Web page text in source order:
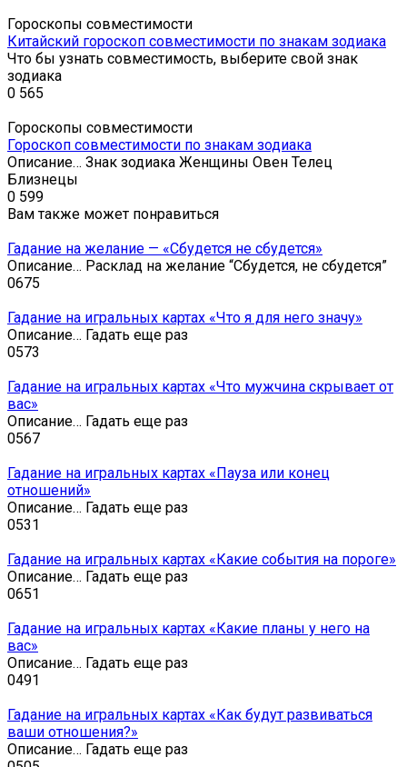
Гороскопы совместимости
Китайский гороскоп совместимости по знакам зодиака
Что бы узнать совместимость, выберите свой знак
зодиака
0 565
Гороскопы совместимости
Гороскоп совместимости по знакам зодиака
Описание… Знак зодиака Женщины Овен Телец
Близнецы
0 599
Вам также может понравиться
Гадание на желание — «Сбудется не сбудется»
Описание… Расклад на желание “Сбудется, не сбудется”
0675
Гадание на игральных картах «Что я для него значу»
Описание… Гадать еще раз
0573
Гадание на игральных картах «Что мужчина скрывает от
вас»
Описание… Гадать еще раз
0567
Гадание на игральных картах «Пауза или конец
отношений»
Описание… Гадать еще раз
0531
Гадание на игральных картах «Какие события на пороге»
Описание… Гадать еще раз
0651
Гадание на игральных картах «Какие планы у него на
вас»
Описание… Гадать еще раз
0491
Гадание на игральных картах «Как будут развиваться
ваши отношения?»
Описание… Гадать еще раз